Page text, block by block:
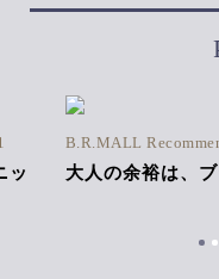
ッ
B.R.MALL
大人の余裕は、